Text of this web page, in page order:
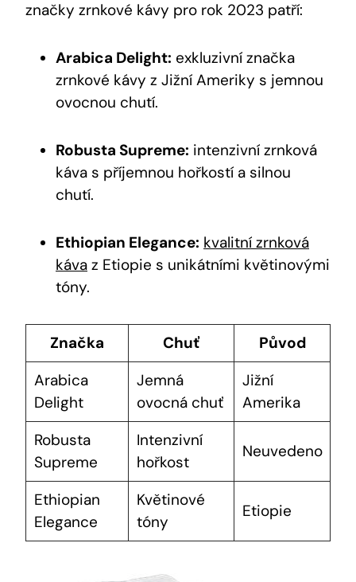
značky zrnkové kávy pro rok 2023 patří:
Arabica Delight: exkluzivní značka
zrnkové kávy z Jižní Ameriky s jemnou
ovocnou chutí.
Robusta Supreme: intenzivní zrnková
káva s příjemnou hořkostí a silnou
chutí.
Ethiopian Elegance: kvalitní zrnková
káva z Etiopie s unikátními květinovými
tóny.
Značka Chuť
Původ
Arabica
Delight
Jemná
ovocná chuť
Jižní
Amerika
Robusta
Supreme
Intenzivní
hořkost
Neuvedeno
Ethiopian
Elegance
Květinové
tóny
Etiopie